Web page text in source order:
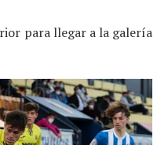
para llegar a la galería